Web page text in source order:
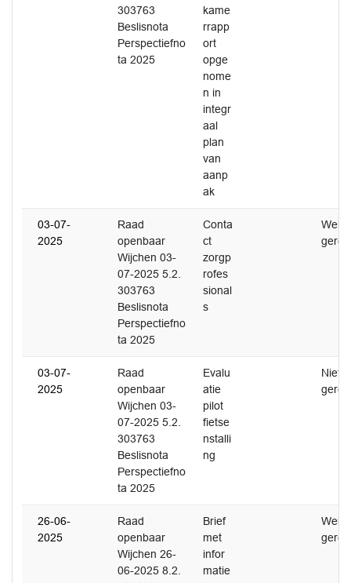
303763
Beslisnota
Perspectiefno
ta 2025
kame
rrapp
ort
opge
nome
n in
integr
aal
plan
van
aanp
ak
03-07-
2025
Raad
openbaar
Wijchen 03-
07-2025 5.2.
303763
Beslisnota
Perspectiefno
ta 2025
Conta
ct
zorgp
rofes
sional
s
Wel
03-07-
2025
Raad
openbaar
Wijchen 03-
07-2025 5.2.
303763
Beslisnota
Perspectiefno
ta 2025
Evalu
atie
pilot
fietse
nstalli
ng
Niet
26-06-
2025
Raad
openbaar
Wijchen 26-
06-2025 8.2.
Brief
met
infor
matie
Wel